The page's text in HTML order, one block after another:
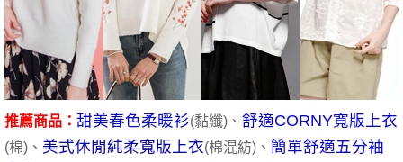
推薦商品： 甜美春色柔暖衫(黏纖)、 舒適CORNY寬版上衣
(棉)、 美式休閒純柔寬版上衣(棉混紡) 、 簡單舒適五分袖